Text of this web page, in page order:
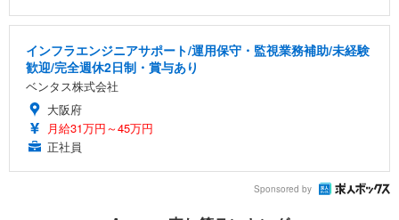
インフラエンジニアサポート/運用保守・監視業務補助/未経験
歓迎/完全週休2日制・賞与あり
ベンタス株式会社
大阪府
月給31万円～45万円
正社員
Sponsored by